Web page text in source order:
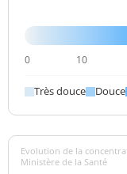
Magnésium
Manganèse total
Ammonium (en NH4)
0 10
Très douce Douce
Evolution de la
Ministère de la Santé